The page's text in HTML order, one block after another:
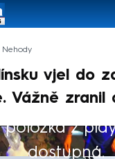
Nehody
vjel do
Vážně zranil
z
dostupná.